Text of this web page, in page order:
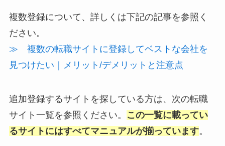
複数登録について、詳しくは下記の記事を参照く
ださい。
≫ 複数の転職サイトに登録してベストな会社を
見つけたい｜メリット/デメリットと注意点
追加登録するサイトを探している方は、次の転職
サイト一覧を参照ください。
この一覧に載ってい
るサイトにはすべてマニュアルが揃っています。